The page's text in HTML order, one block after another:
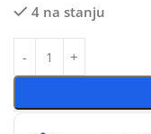
4 na stanju